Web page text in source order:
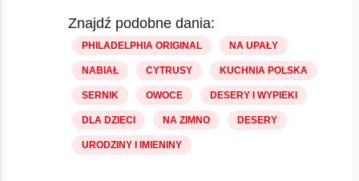
Znajdź podobne dania:
PHILADELPHIA ORIGINAL NA UPAŁY
NABIAŁ CYTRUSY KUCHNIA POLSKA
SERNIK OWOCE DESERY I WYPIEKI
DLA DZIECI NA ZIMNO DESERY
URODZINY I IMIENINY